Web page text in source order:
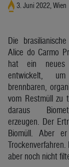
3. Juni 2022, Wien
Die
Alice do Carmo
hat ein neues
entwickelt,
brennbaren,
vom Restmüll zu
daraus
erzeugen. Der
Biomüll. Aber
aber noch nicht